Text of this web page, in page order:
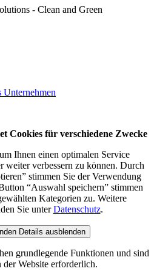
Cookies für verschiedene Zwecke
Ihnen einen optimalen Service
weiter verbessern zu können. Durch
stimmen Sie der Verwendung
“Auswahl speichern” stimmen
Kategorien zu. Weitere
Sie unterDatenschutz.
Details ausblenden
grundlegende Funktionen und sind
Website erforderlich.